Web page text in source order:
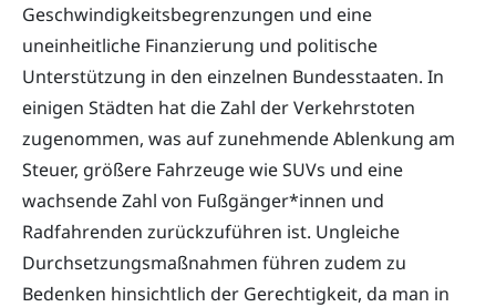
Geschwindigkeitsbegrenzungen und eine
uneinheitliche Finanzierung und politische
Unterstützung in den einzelnen Bundesstaaten. In
einigen Städten hat die Zahl der Verkehrstoten
zugenommen, was auf zunehmende Ablenkung am
Steuer, größere Fahrzeuge wie SUVs und eine
wachsende Zahl von Fußgänger*innen und
Radfahrenden zurückzuführen ist. Ungleiche
Durchsetzungsmaßnahmen führen zudem zu
Bedenken hinsichtlich der Gerechtigkeit, da man in